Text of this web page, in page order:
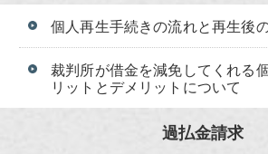
個人再生手続きの流れと再生後
裁判所が借金を減免してくれる
リットとデメリットについて
過払金請求